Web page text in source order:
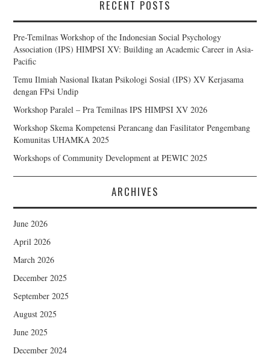
RECENT POSTS
Pre-Temilnas Workshop of the Indonesian Social Psychology
Association (IPS) HIMPSI XV: Building an Academic Career in Asia-
Pacific
Temu Ilmiah Nasional Ikatan Psikologi Sosial (IPS) XV Kerjasama
dengan FPsi Undip
Workshop Paralel – Pra Temilnas IPS HIMPSI XV 2026
Workshop Skema Kompetensi Perancang dan Fasilitator Pengembang
Komunitas UHAMKA 2025
Workshops of Community Development at PEWIC 2025
ARCHIVES
June 2026
April 2026
March 2026
December 2025
September 2025
August 2025
June 2025
December 2024